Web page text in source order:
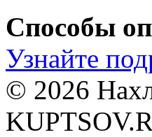
Способы
Узнайте
© 2026